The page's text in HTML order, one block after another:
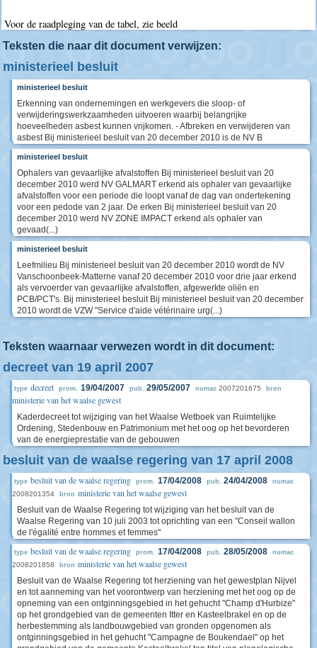
Voor de raadpleging van de tabel, zie beeld
Teksten die naar dit document verwijzen:
ministerieel besluit
ministerieel besluit
Erkenning van ondernemingen en werkgevers die sloop- of
verwijderingswerkzaamheden uitvoeren waarbij belangrijke
hoeveelheden asbest kunnen vrijkomen. - Afbreken en verwijderen van
asbest Bij ministerieel besluit van 20 december 2010 is de NV B
ministerieel besluit
Ophalers van gevaarlijke afvalstoffen Bij ministerieel besluit van 20
december 2010 werd NV GALMART erkend als ophaler van gevaarlijke
afvalstoffen voor een periode die loopt vanaf de dag van ondertekening
voor een pedode van 2 jaar. De erken Bij ministerieel besluit van 20
december 2010 werd NV ZONE IMPACT erkend als ophaler van
gevaad(...)
ministerieel besluit
Leefmilieu Bij ministerieel besluit van 20 december 2010 wordt de NV
Vanschoonbeek-Matterne vanaf 20 december 2010 voor drie jaar erkend
als vervoerder van gevaarlijke afvalstoffen, afgewerkte oliën en
PCB/PCT's. Bij ministerieel besluit Bij ministerieel besluit van 20 december
2010 wordt de VZW "Service d'aide vétérinaire urg(...)
Teksten waarnaar verwezen wordt in dit document:
decreet van 19 april 2007
type decreet prom. 19/04/2007 pub. 29/05/2007 numac 2007201675 bron
ministerie van het waalse gewest
Kaderdecreet tot wijziging van het Waalse Wetboek van Ruimtelijke
Ordening, Stedenbouw en Patrimonium met het oog op het bevorderen
van de energieprestatie van de gebouwen
besluit van de waalse regering van 17 april 2008
type besluit van de waalse regering prom. 17/04/2008 pub. 24/04/2008 numac
2008201354 bron ministerie van het waalse gewest
Besluit van de Waalse Regering tot wijziging van het besluit van de
Waalse Regering van 10 juli 2003 tot oprichting van een "Conseil wallon
de l'égalité entre hommes et femmes"
type besluit van de waalse regering prom. 17/04/2008 pub. 28/05/2008 numac
2008201858 bron ministerie van het waalse gewest
Besluit van de Waalse Regering tot herziening van het gewestplan Nijvel
en tot aanneming van het voorontwerp van herziening met het oog op de
opneming van een ontginningsgebied in het gehucht "Champ d'Hurbize"
op het grondgebied van de gemeenten Itter en Kasteelbrakel en op de
herbestemming als landbouwgebied van gronden opgenomen als
ontginningsgebied in het gehucht "Campagne de Boukendael" op het